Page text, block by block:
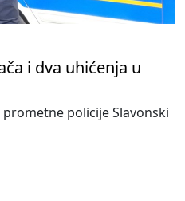
i dva uhićenja u
policije Slavonski